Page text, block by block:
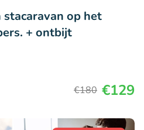
op het
+ ontbijt
€180 €129